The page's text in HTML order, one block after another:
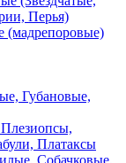
Перья)
(мадрепоровые)
Губановые,
Платаксы
Собачковые,